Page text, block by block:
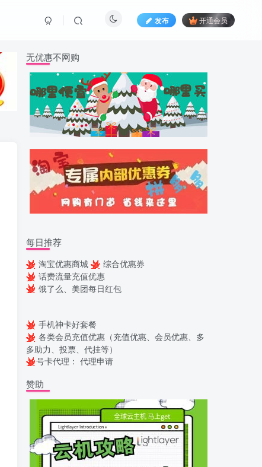
发布 开通会员
无优惠不网购
每日推荐
淘宝优惠商城
综合优惠券
话费流量充值优惠
饿了么、美团每日红包
手机神卡好套餐
各类会员充值优惠（充值优惠、会员优惠、多
多助力、投票、代挂等）
号卡代理： 代理申请
赞助